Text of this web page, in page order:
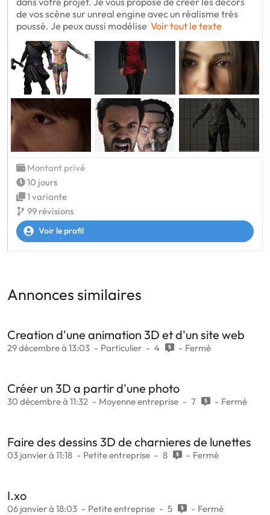
de vos scène sur unreal engine avec un réalisme très
poussé. Je peux aussi modélise Voir tout le texte
Montant privé
10 jours
1 variante
99 révisions
Voir le profil
Annonces similaires
Creation d'une animation 3D et d'un site web
29 décembre à 13:03 Particulier 4 Fermé
Créer un 3D a partir d'une photo
30 décembre à 11:32 Moyenne entreprise 7 Fermé
Faire des dessins 3D de charnieres de lunettes
03 janvier à 11:18 Petite entreprise 8 Fermé
I.xo
06 janvier à 18:03 Petite entreprise 5 Fermé